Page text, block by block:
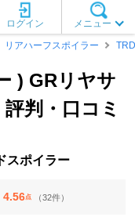
メニュー
ログイン
リアハーフスポイラー TRD
) GRリヤサ
判・口コミ
スポイラー
4.56点 （32件）